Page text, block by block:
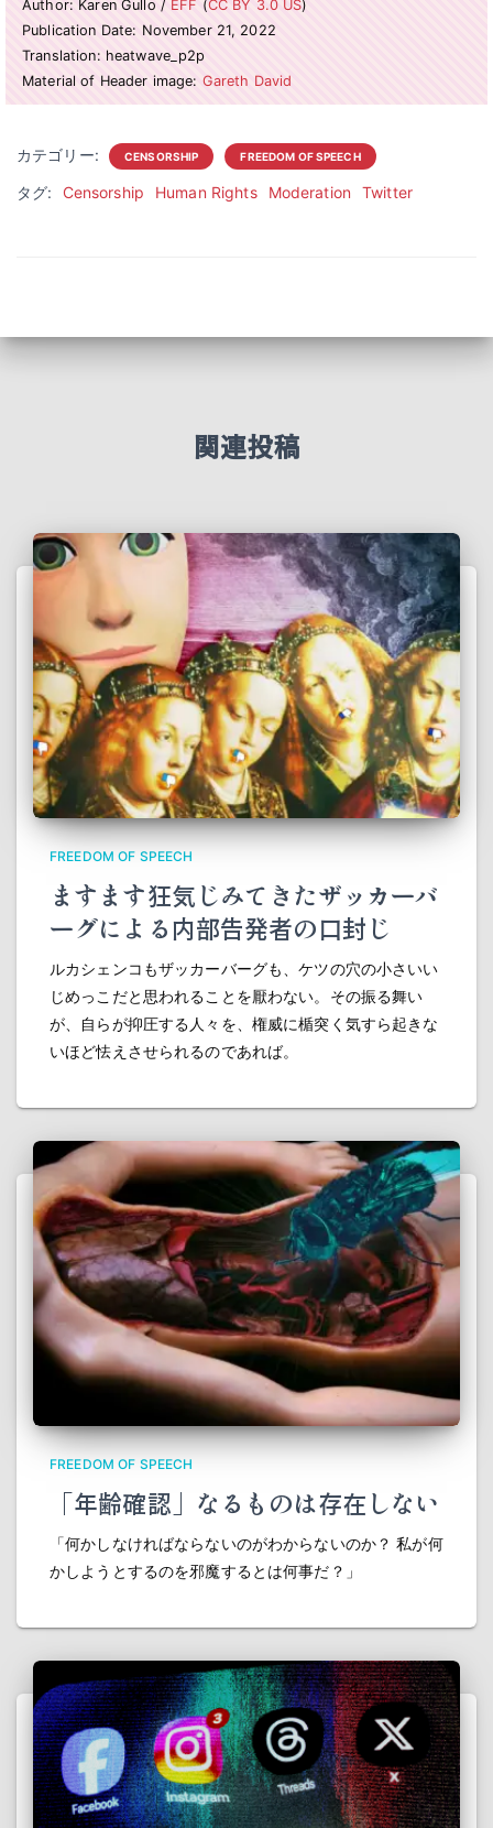
Author: Karen Gullo / EFF (CC BY 3.0 US)
Publication Date: November 21, 2022
Translation: heatwave_p2p
Material of Header image: Gareth David
カテゴリー: CENSORSHIP FREEDOM OF SPEECH
タグ: Censorship Human Rights Moderation Twitter
関連投稿
FREEDOM OF SPEECH
ますます狂気じみてきたザッカーバ
ーグによる内部告発者の口封じ
ルカシェンコもザッカーバーグも、ケツの穴の小さいい
じめっこだと思われることを厭わない。その振る舞い
が、自らが抑圧する人々を、権威に楯突く気すら起きな
いほど怯えさせられるのであれば。
FREEDOM OF SPEECH
「年齢確認」なるものは存在しない
「何かしなければならないのがわからないのか？ 私が何
かしようとするのを邪魔するとは何事だ？」